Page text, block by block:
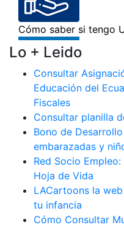
Lo + Leido
Consultar
Educación del
Fiscales
Consultar planilla
Bono de
embarazadas y
Red Socio
Hoja de Vida
LACartoons la
tu infancia
Cómo Consultar